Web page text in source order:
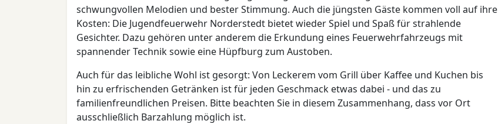
schwungvollen Melodien und bester Stimmung. Auch die jüngsten Gäste kommen voll auf ihre
Kosten: Die Jugendfeuerwehr Norderstedt bietet wieder Spiel und Spaß für strahlende
Gesichter. Dazu gehören unter anderem die Erkundung eines Feuerwehrfahrzeugs mit
spannender Technik sowie eine Hüpfburg zum Austoben.
Auch für das leibliche Wohl ist gesorgt: Von Leckerem vom Grill über Kaffee und Kuchen bis
hin zu erfrischenden Getränken ist für jeden Geschmack etwas dabei - und das zu
familienfreundlichen Preisen. Bitte beachten Sie in diesem Zusammenhang, dass vor Ort
ausschließlich Barzahlung möglich ist.